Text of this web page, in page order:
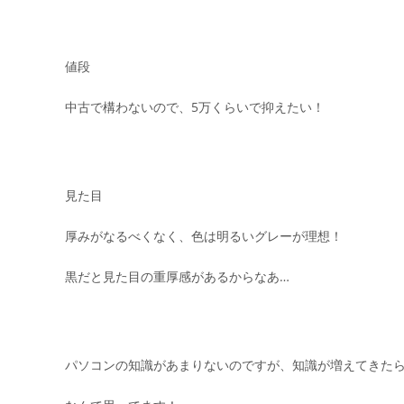
値段
中古で構わないので、5万くらいで抑えたい！
見た目
厚みがなるべくなく、色は明るいグレーが理想！
黒だと見た目の重厚感があるからなあ…
パソコンの知識があまりないのですが、知識が増えてきた